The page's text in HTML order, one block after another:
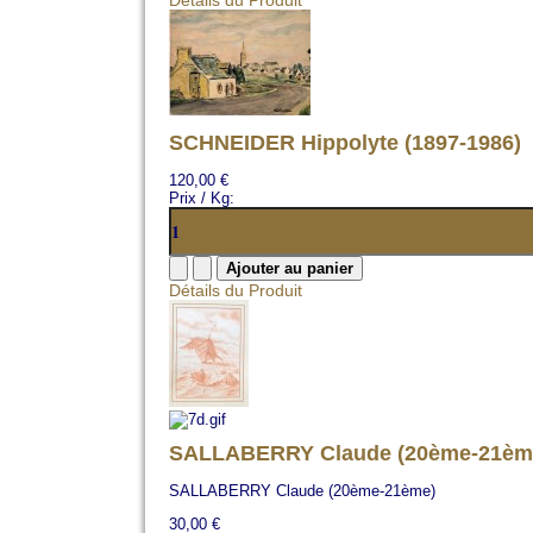
SCHNEIDER Hippolyte (1897-1986)
120,00 €
Prix / Kg:
Détails du Produit
SALLABERRY Claude (20ème-
SALLABERRY Claude (20ème-21ème)
30,00 €